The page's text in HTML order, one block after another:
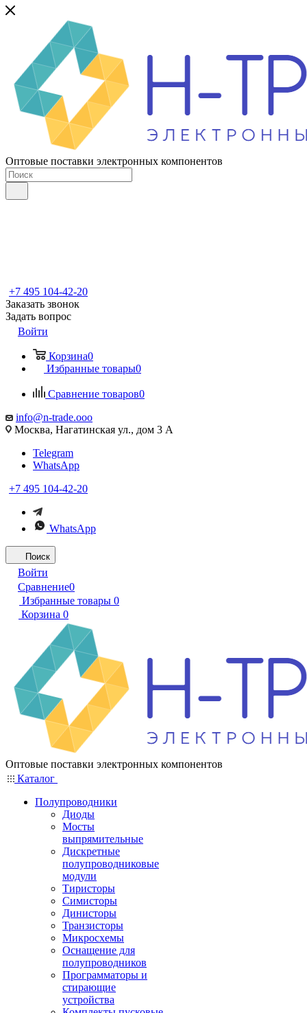
Оптовые поставки электронных компонентов
+7 495 104-42-20
Заказать звонок
Задать вопрос
Войти
Корзина0
Избранные товары0
Сравнение товаров0
info@n-trade.ooo
Москва, Нагатинская ул., дом 3 А
Telegram
WhatsApp
+7 495 104-42-20
WhatsApp
Поиск
Войти
Сравнение0
Избранные товары 0
Корзина 0
Оптовые поставки электронных компонентов
Каталог
Полупроводники
Диоды
Мосты
выпрямительные
Дискретные
полупроводниковые
модули
Тиристоры
Симисторы
Динисторы
Транзисторы
Микросхемы
Оснащение для
полупроводников
Программаторы и
стирающие
устройства